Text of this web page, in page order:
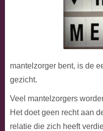
mantelzorger bent, is de
gezicht.
Veel mantelzorgers
Het doet geen recht aan
relatie die zich heeft